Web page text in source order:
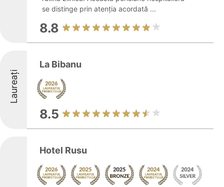
se distinge prin atenția acordată ...
8.8
Laureați
La Bibanu
8.5
Hotel Rusu